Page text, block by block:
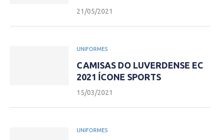
21/05/2021
UNIFORMES
CAMISAS DO LUVERDENSE EC
2021 ÍCONE SPORTS
15/03/2021
UNIFORMES